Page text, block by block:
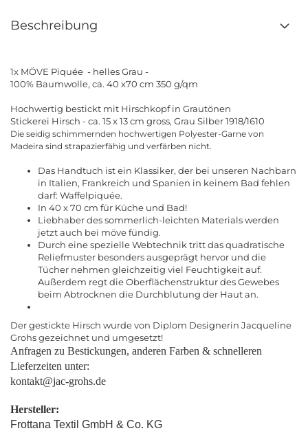
Beschreibung
1x MÖVE Piquée - helles Grau -
100% Baumwolle, ca. 40 x70 cm 350 g/qm
Hochwertig bestickt mit Hirschkopf in Grautönen
Stickerei Hirsch - ca. 15 x 13 cm gross, Grau Silber 1918/1610
Die seidig schimmernden hochwertigen Polyester-Garne von
Madeira sind strapazierfähig und verfärben nicht.
Das Handtuch ist ein Klassiker, der bei unseren Nachbarn
in Italien, Frankreich und Spanien in keinem Bad fehlen
darf: Waffelpiquée.
In 40 x 70 cm für Küche und Bad!
Liebhaber des sommerlich-leichten Materials werden
jetzt auch bei möve fündig.
Durch eine spezielle Webtechnik tritt das quadratische
Reliefmuster besonders ausgeprägt hervor und die
Tücher nehmen gleichzeitig viel Feuchtigkeit auf.
Außerdem regt die Oberflächenstruktur des Gewebes
beim Abtrocknen die Durchblutung der Haut an.
Der gestickte Hirsch wurde von Diplom Designerin Jacqueline
Grohs gezeichnet und umgesetzt!
Anfragen zu Bestickungen, anderen Farben & schnelleren
Lieferzeiten unter:
kontakt@jac-grohs.de
Hersteller:
Frottana Textil GmbH & Co. KG